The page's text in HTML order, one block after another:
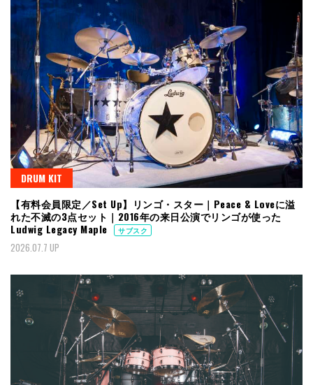
DRUM KIT
【有料会員限定／Set Up】リンゴ・スター｜Peace & Loveに溢
れた不滅の3点セット｜2016年の来日公演でリンゴが使った
Ludwig Legacy Maple
サブスク
2026.07.7 UP